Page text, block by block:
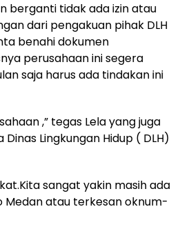
berganti tidak ada izin atau
dari pengakuan pihak DLH
benahi dokumen
perusahaan ini segera
saja harus ada tindakan ini
,” tegas Lela yang juga
Lingkungan Hidup ( DLH)
sangat yakin masih ada
Medan atau terkesan oknum-